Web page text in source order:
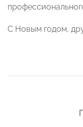
С Новым годом,